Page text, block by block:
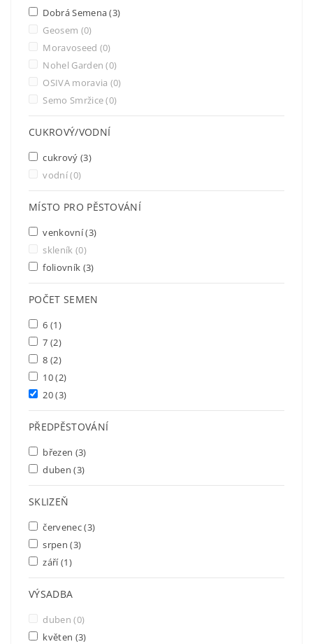
Dobrá Semena(3)
Geosem (0)
Moravoseed (0)
Nohel Garden(0)
OSIVA moravia (0)
Semo Smržice(0)
CUKROVÝ/VODNÍ
cukrový (3)
vodní(0)
MÍSTO PRO PĚSTOVÁNÍ
venkovní(3)
skleník (0)
foliovník (3)
POČET SEMEN
6 (1)
7 (2)
8 (2)
10(2)
20(3)
PŘEDPĚSTOVÁNÍ
březen (3)
duben(3)
SKLIZEŇ
červenec(3)
srpen(3)
září(1)
VÝSADBA
duben(0)
květen (3)